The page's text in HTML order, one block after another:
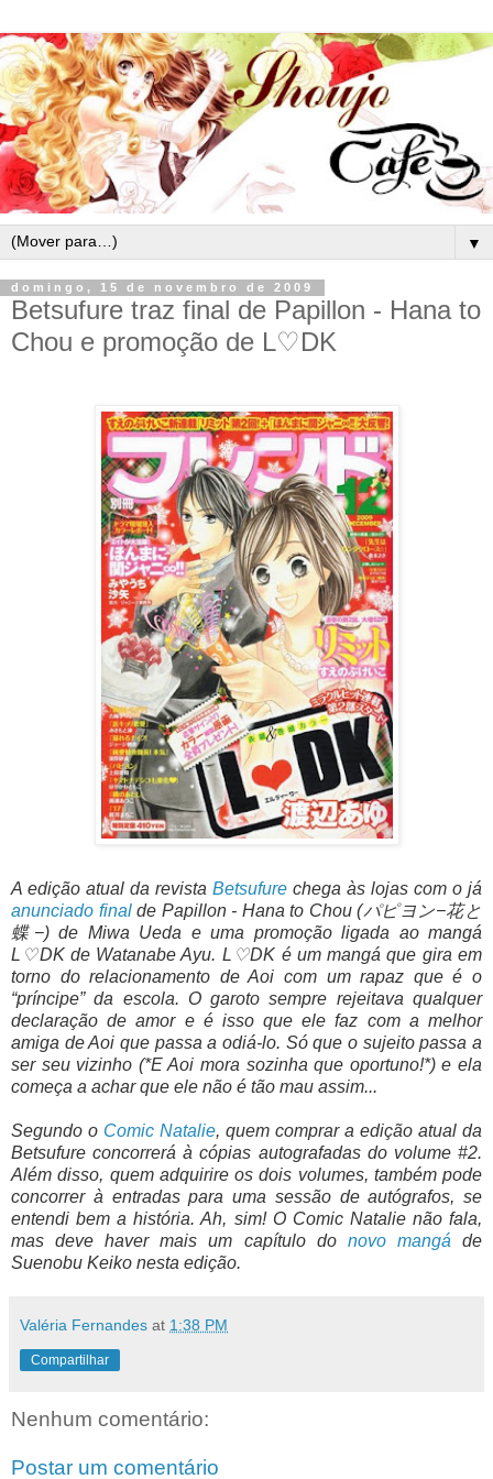
▼
domingo, 15 de novembro de 2009
Betsufure traz final de Papillon - Hana to
Chou e promoção de L♡DK
A edição atual da revista Betsufure chega às lojas com o já
anunciado finalde Papillon - Hana to Chou (パピヨン−花と
蝶−) de Miwa Ueda e uma promoção ligada ao mangá
L♡DK de Watanabe Ayu. L♡DK é um mangá que gira em
torno do relacionamento de Aoi com um rapaz que é o
“príncipe” da escola. O garoto sempre rejeitava qualquer
declaração de amor e é isso que ele faz com a melhor
amiga de Aoi que passa a odiá-lo. Só que o sujeito passa a
ser seu vizinho (*E Aoi mora sozinha que oportuno!*) e ela
começa a achar que ele não é tão mau assim...
Segundo o Comic Natalie, quem comprar a edição atual da
Betsufure concorrerá à cópias autografadas do volume #2.
Além disso, quem adquirire os dois volumes, também pode
concorrer à entradas para uma sessão de autógrafos, se
entendi bem a história. Ah, sim! O Comic Natalie não fala,
mas deve haver mais um capítulo do novo mangá de
Suenobu Keiko nesta edição.
Valéria Fernandes at 1:38 PM
Compartilhar
Nenhum comentário:
Postar um comentário